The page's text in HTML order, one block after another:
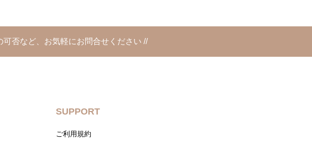
否など、お気軽にお問合せください //
SUPPORT
ご利用規約